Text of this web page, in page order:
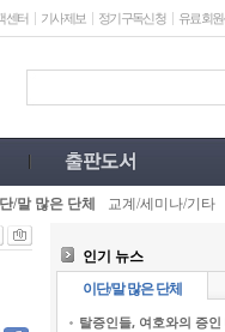
센터 기사제보 정기구독신청 유료회
/말 많은 단체 교계/세미나/기타
인기 뉴스
이단/말 많은 단체
탈증인들, 여호와의 증